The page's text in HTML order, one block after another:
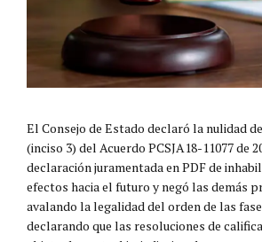
El Consejo de Estado declaró la nulidad
(inciso 3) del Acuerdo PCSJA18-11077 de
declaración juramentada en PDF de
efectos hacia el futuro y negó las demás
avalando la legalidad del orden de las
declarando que las resoluciones de